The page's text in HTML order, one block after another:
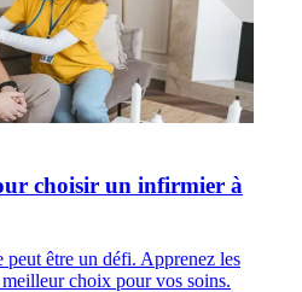
choisir un infirmier à
être un défi. Apprenez les
choix pour vos soins.